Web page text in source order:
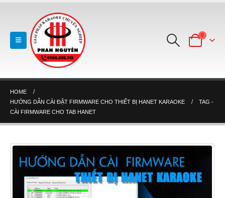
0
HOME
HƯỚNG DẪN CÀI ĐẶT FIRMWARE CHO THIẾT BỊ HANET KARAOKE
TAG -
CÀI FIRMWARE CHO TAB HANET